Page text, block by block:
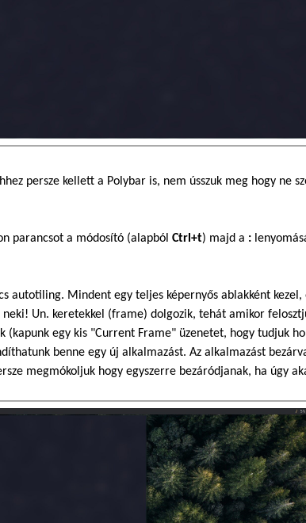
persze kellett a Polybar is, nem ússzuk meg hogy ne
parancsot a módosító (alapból Ctrl+t) majd a :
autotiling. Mindent egy teljes képernyős ablakként
Un. keretekkel (frame) dolgozik, tehát amikor
(kapunk egy kis "Current Frame" üzenetet, hogy tudjuk
benne egy új alkalmazást. Az alkalmazást
megmókoljuk hogy egyszerre bezáródjanak, ha úgy